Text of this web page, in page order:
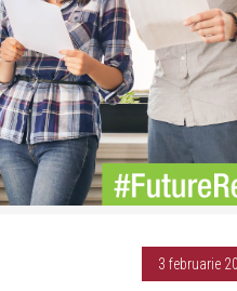
3 februarie